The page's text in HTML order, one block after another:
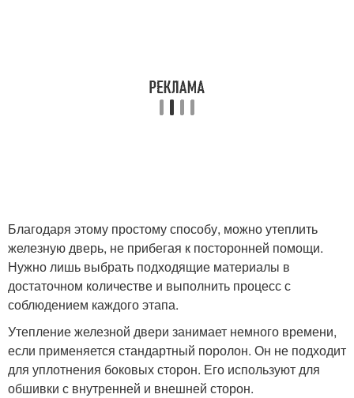
Благодаря этому простому способу, можно утеплить
железную дверь, не прибегая к посторонней помощи.
Нужно лишь выбрать подходящие материалы в
достаточном количестве и выполнить процесс с
соблюдением каждого этапа.
Утепление железной двери занимает немного времени,
если применяется стандартный поролон. Он не подходит
для уплотнения боковых сторон. Его используют для
обшивки с внутренней и внешней сторон.